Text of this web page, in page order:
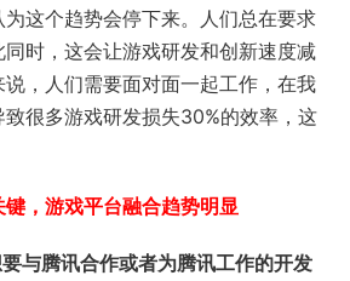
这个趋势会停下来。人们总在要求
时，这会让游戏研发和创新速度减
，人们需要面对面一起工作，在我
很多游戏研发损失30%的效率，这
，游戏平台融合趋势明显
与腾讯合作或者为腾讯工作的开发